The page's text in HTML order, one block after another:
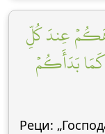
عِندَ كُلِّ
بَدَأَكُمۡ
Реци: